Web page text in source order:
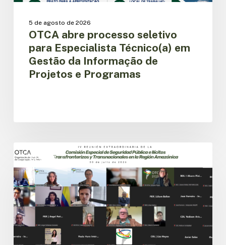
Programas
5 de agosto de 2026
OTCA abre processo seletivo
para Especialista Técnico(a) em
Gestão da Informação de
Projetos e Programas
CESPIT
amazônicos
avançam
na
implementação
da
agenda
regional
de